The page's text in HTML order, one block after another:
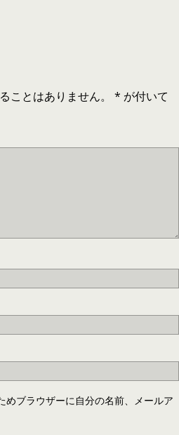
ことはありません。 * が付いて
めブラウザーに自分の名前、メールア